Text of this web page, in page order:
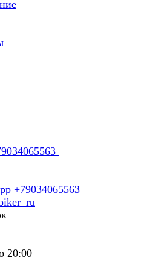
+79034065563
20:00